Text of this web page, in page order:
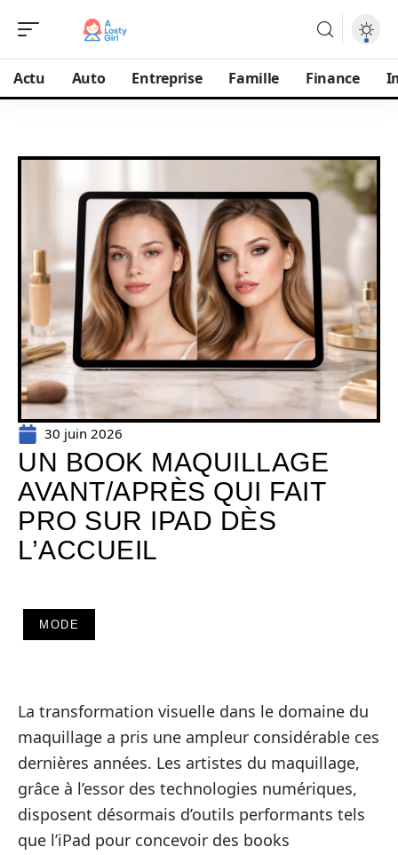
Actu Auto Entreprise Famille Finance
30 juin 2026
UN BOOK MAQUILLAGE
AVANT/APRÈS QUI FAIT
PRO SUR IPAD DÈS
L’ACCUEIL
MODE
La transformation visuelle dans le domaine du
maquillage a pris une ampleur considérable ces
dernières années. Les artistes du maquillage,
grâce à l’essor des technologies numériques,
disposent désormais d’outils performants tels
que l’iPad pour concevoir des books